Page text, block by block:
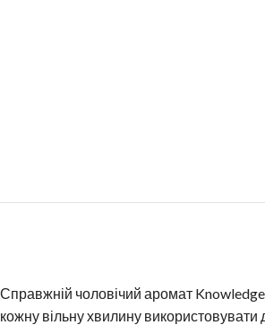
Справжній чоловічий аромат Knowledge
кожну вільну хвилину